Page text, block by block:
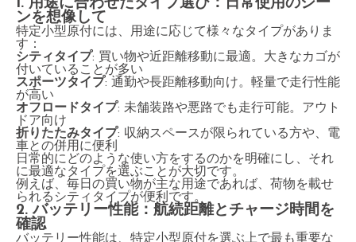
1. 用途に合わせたタイプ選び：日常使用のシー
ンを想像して
特定小型原付には、用途に応じて様々なタイプがありま
す：
シティタイプ: 買い物や近距離移動に最適。大きなカゴが
付いていることが多い
スポーツタイプ: 通勤や長距離移動向け。軽量で走行性能
が高い
オフロードタイプ: 未舗装路や悪路でも走行可能。アウト
ドア向け
折りたたみタイプ: 収納スペースが限られている方や、電
車との併用に便利
日常的にどのような使い方をするのかを明確にし、それ
に最適なタイプを選ぶことが大切です。
例えば、毎日の買い物が主な用途であれば、荷物を載せ
られるシティタイプが便利です。
2. バッテリー性能：航続距離とチャージ時間を
確認
バッテリー性能は、特定小型原付を選ぶ上で最も重要な